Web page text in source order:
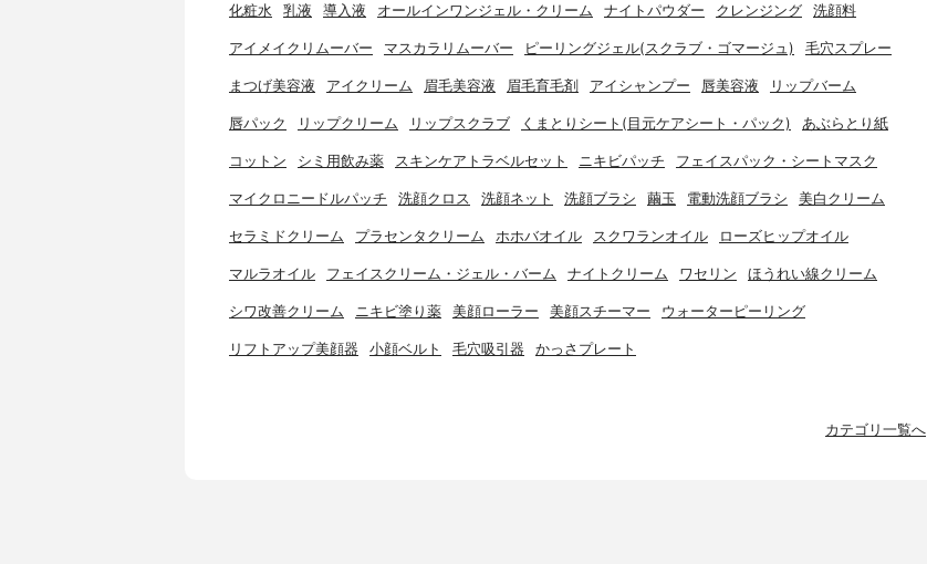
化粧水 乳液 導入液 オールインワンジェル・クリーム ナイトパウダー クレンジング 洗顔料
アイメイクリムーバー マスカラリムーバー ピーリングジェル(スクラブ・ゴマージュ) 毛穴スプレー
まつげ美容液 アイクリーム 眉毛美容液 眉毛育毛剤 アイシャンプー 唇美容液 リップバーム
唇パック リップクリーム リップスクラブ くまとりシート(目元ケアシート・パック) あぶらとり紙
コットン シミ用飲み薬 スキンケアトラベルセット ニキビパッチ フェイスパック・シートマスク
マイクロニードルパッチ 洗顔クロス 洗顔ネット 洗顔ブラシ 繭玉 電動洗顔ブラシ 美白クリーム
セラミドクリーム プラセンタクリーム ホホバオイル スクワランオイル ローズヒップオイル
マルラオイル フェイスクリーム・ジェル・バーム ナイトクリーム ワセリン ほうれい線クリーム
シワ改善クリーム ニキビ塗り薬 美顔ローラー 美顔スチーマー ウォーターピーリング
リフトアップ美顔器 小顔ベルト 毛穴吸引器 かっさプレート
カテゴリ一覧へ